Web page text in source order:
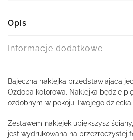
Opis
Informacje dodatkowe
Bajeczna naklejka przedstawiająca
Ozdoba kolorowa. Naklejka będzie
ozdobnym w pokoju Twojego dziecka.
Zestawem naklejek upiększysz
jest wydrukowana na przezroczystej